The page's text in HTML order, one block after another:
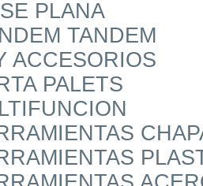
PLANA
TANDEM
ACCESORIOS
PALETS